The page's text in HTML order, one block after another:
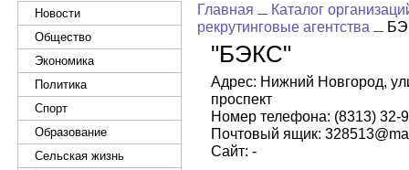
Новости
Общество
Экономика
Политика
Спорт
Образование
Сельская жизнь
Главная
Каталог
рекрутинговые агентства
"БЭКС"
Адрес: Нижний Новгород,
проспект
Номер телефона: (8313) 32-
Почтовый ящик:
Сайт: -